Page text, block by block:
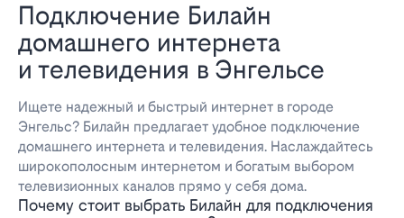
Подключение Билайн
домашнего интернета
и телевидения в Энгельсе
Ищете надежный и быстрый интернет в городе
Энгельс? Билайн предлагает удобное подключение
домашнего интернета и телевидения. Наслаждайтесь
широкополосным интернетом и богатым выбором
телевизионных каналов прямо у себя дома.
Почему стоит выбрать Билайн для подключения